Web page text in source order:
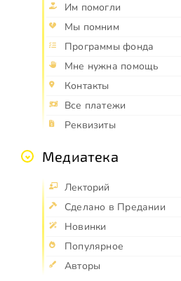
Им помогли
Мы помним
Программы фонда
Мне нужна помощь
Контакты
Все платежи
Реквизиты
Медиатека
Лекторий
Сделано в Предании
Новинки
Популярное
Авторы